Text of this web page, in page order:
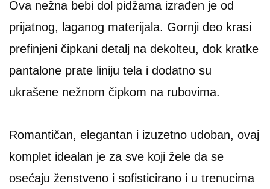
Ova nežna bebi dol pidžama izrađen je od
prijatnog, laganog materijala. Gornji deo krasi
prefinjeni čipkani detalj na dekolteu, dok kratke
pantalone prate liniju tela i dodatno su
ukrašene nežnom čipkom na rubovima.
Romantičan, elegantan i izuzetno udoban, ovaj
komplet idealan je za sve koji žele da se
osećaju ženstveno i sofisticirano i u trenucima